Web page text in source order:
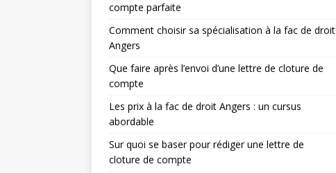
compte parfaite
Comment choisir sa spécialisation à la fac de droit
Angers
Que faire après l’envoi d’une lettre de cloture de
compte
Les prix à la fac de droit Angers : un cursus
abordable
Sur quoi se baser pour rédiger une lettre de
cloture de compte